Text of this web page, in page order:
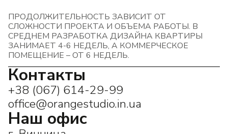
ПРОДОЛЖИТЕЛЬНОСТЬ ЗАВИСИТ ОТ
СЛОЖНОСТИ ПРОЕКТА И ОБЪЕМА РАБОТЫ. В
СРЕДНЕМ РАЗРАБОТКА ДИЗАЙНА КВАРТИРЫ
ЗАНИМАЕТ 4-6 НЕДЕЛЬ, А КОММЕРЧЕСКОЕ
ПОМЕЩЕНИЕ – ОТ 6 НЕДЕЛЬ.
Контакты
+38 (067) 614-29-99
office@orangestudio.in.ua
Наш офис